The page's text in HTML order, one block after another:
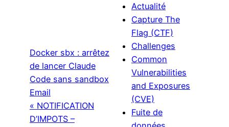
Docker sbx : arrêtez
de lancer Claude
Code sans sandbox
Email
« NOTIFICATION
D’IMPOTS –
Actualité
Capture The
Flag (CTF)
Challenges
Common
Vulnerabilities
and Exposures
(CVE)
Fuite de